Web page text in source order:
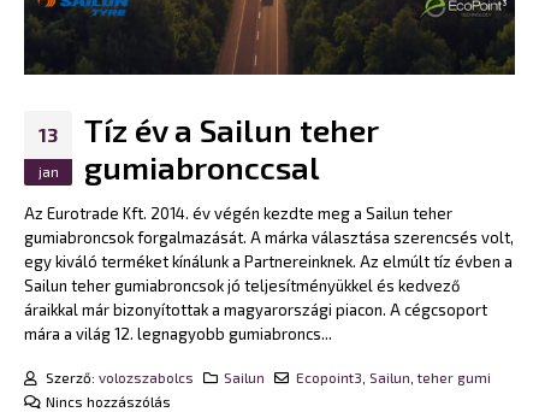
13
jan
Tíz év a Sailun teher
gumiabronccsal
Az Eurotrade Kft. 2014. év végén kezdte meg a Sailun teher
gumiabroncsok forgalmazását. A márka választása szerencsés volt,
egy kiváló terméket kínálunk a Partnereinknek. Az elmúlt tíz évben a
Sailun teher gumiabroncsok jó teljesítményükkel és kedvező
áraikkal már bizonyítottak a magyarországi piacon. A cégcsoport
mára a világ 12. legnagyobb gumiabroncs...
Szerző: volozszabolcs Sailun Ecopoint3 Sailun ,teher gumi
Nincs hozzászólás